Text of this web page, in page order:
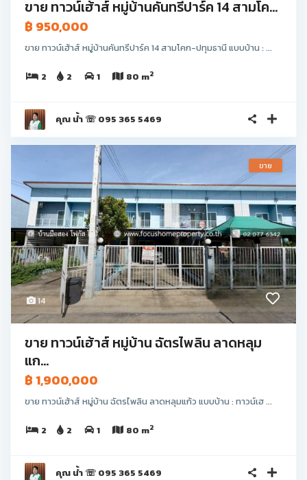
ขาย ทาวน์เฮ้าส์ หมู่บ้านคันทรีปาร์ค 14 สามโค...
฿ 950,000
ขาย ทาวน์เฮ้าส์ หมู่บ้านคันทรีปาร์ค 14 สามโคก-ปทุมธานี แบบบ้าน : ...
2 2 1 80 m2
คุณ น้ำ ☏ 095 365 5469
14
ขาย
ขาย ทาวน์เฮ้าส์ หมู่บ้าน ฉัตรไพลิน ลาดหลุม
แก...
฿ 1,900,000
ขาย ทาวน์เฮ้าส์ หมู่บ้าน ฉัตรไพลิน ลาดหลุมแก้ว แบบบ้าน : ทาวน์เฮ ...
2 2 1 80 m2
คุณ น้ำ ☏ 095 365 5469